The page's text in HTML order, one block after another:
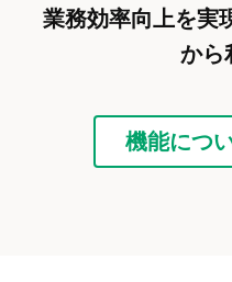
業務効率向上を実
から
機能につ